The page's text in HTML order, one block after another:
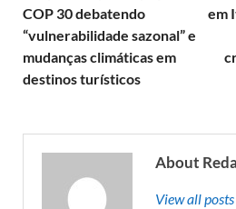
COP 30 debatendo
“vulnerabilidade sazonal” e
mudanças climáticas em
destinos turísticos
em
About
View all